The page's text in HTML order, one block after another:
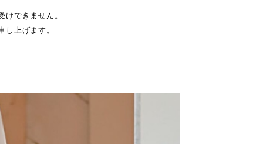
できません。
上げます。